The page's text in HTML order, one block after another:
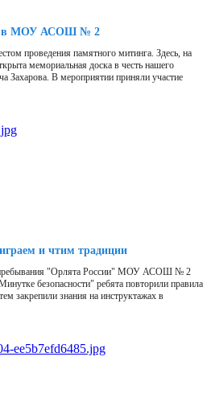
в МОУ АСОШ № 2
проведения памятного митинга. Здесь, на
мемориальная доска в честь нашего
Захарова. В мероприятии приняли участие
и чтим традиции
пребывания "Орлята России" МОУ АСОШ № 2
безопасности" ребята повторили правила
закрепили знания на инструктажах в